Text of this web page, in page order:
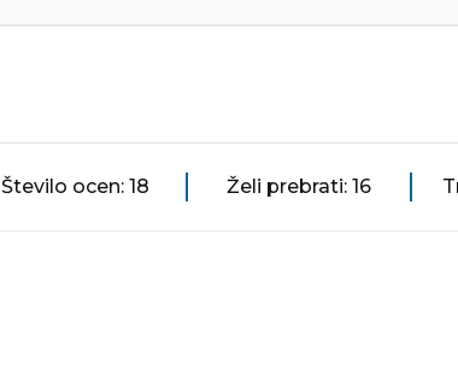
Število ocen: 18 Želi prebrati: 16